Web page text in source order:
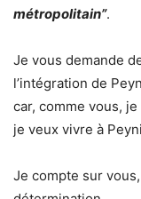
métropolitain”.
Je vous demande
l’intégration de
car, comme vous,
je veux vivre à
Je compte sur